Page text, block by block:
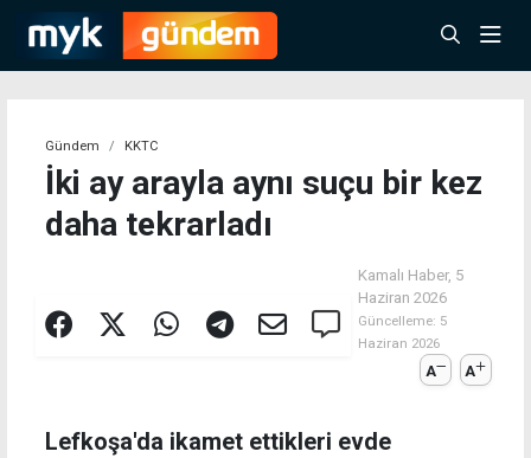
Gündem KKTC
İki ay arayla aynı suçu bir kez
daha tekrarladı
Kamalı Haber, 5
Haziran 2026
Güncelleme: 5
Haziran 2026
A A
Lefkoşa'da ikamet ettikleri evde